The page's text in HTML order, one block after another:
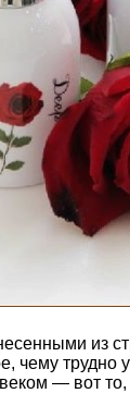
из
чему
— вот